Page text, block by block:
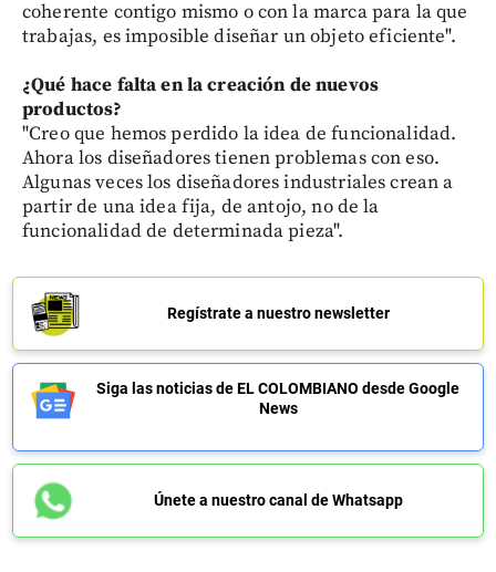
coherente contigo mismo o con la marca para la que
trabajas, es imposible diseñar un objeto eficiente".
¿Qué hace falta en la creación de nuevos
productos?
"Creo que hemos perdido la idea de funcionalidad.
Ahora los diseñadores tienen problemas con eso.
Algunas veces los diseñadores industriales crean a
partir de una idea fija, de antojo, no de la
funcionalidad de determinada pieza".
Regístrate a nuestro newsletter
Siga las noticias de EL COLOMBIANO desde Google
News
Únete a nuestro canal de Whatsapp